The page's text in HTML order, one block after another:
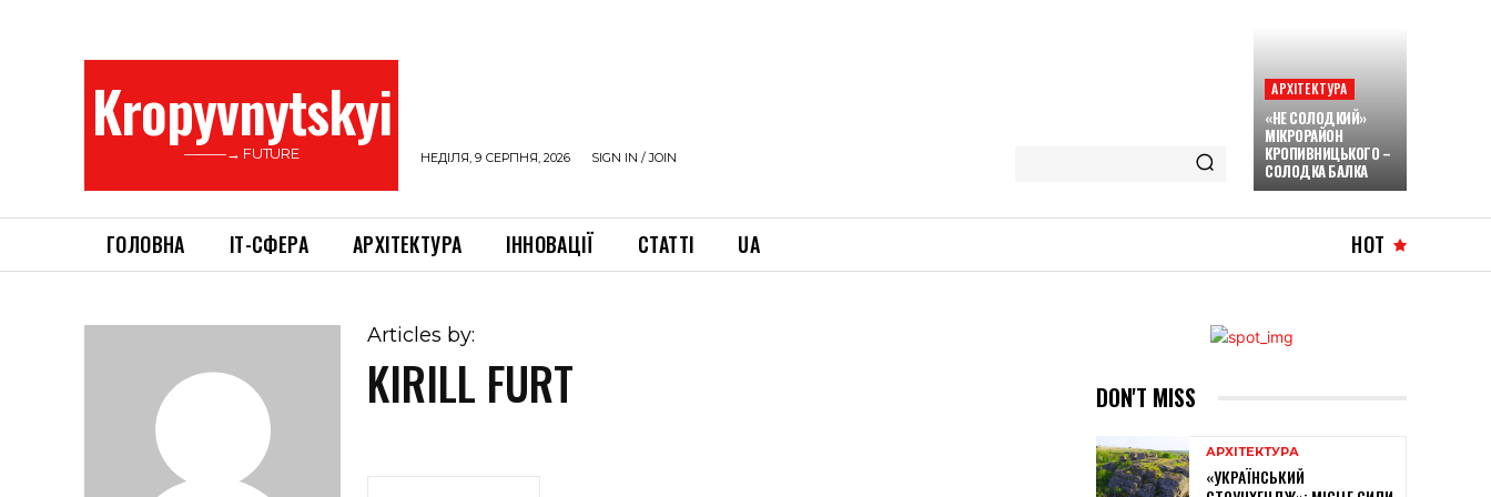
Kropyvnytskyi
———→ FUTURE НЕДІЛЯ, 9 СЕРПНЯ, 2026 SIGN IN / JOIN
АРХІТЕКТУРА
«НЕ СОЛОДКИЙ»
МІКРОРАЙОН
КРОПИВНИЦЬКОГО –
СОЛОДКА БАЛКА
ГОЛОВНА ІТ-СФЕРА АРХІТЕКТУРА ІННОВАЦІЇ СТАТТІ UA HOT
Articles by:
KIRILL FURT DON'T MISS
АРХІТЕКТУРА
«УКРАЇНСЬКИЙ